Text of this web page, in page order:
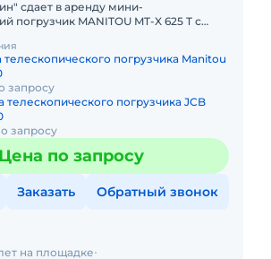
сдает в аренду мини-
погрузчик MANITOU MT-X 625 T с
3900x1820x192
погрузчика Manitou
запросу
телескопического погрузчика JCB
запросу
Цена по запросу
Заказать Обратный звонок
на площадке